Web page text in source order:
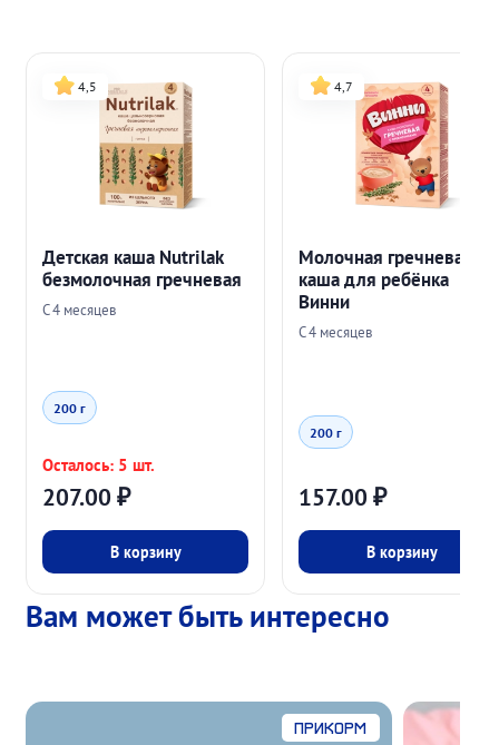
4,5
Детская каша Nutrilak
безмолочная гречневая
C 4 месяцев
200 г
207.00₽
Осталось: 5 шт.
В корзину
4,7
Молочная гречневая
каша для ребёнка
Винни
С 4 месяцев
200 г
157.00₽
В корзину
Вам может быть интересно
Прикорм